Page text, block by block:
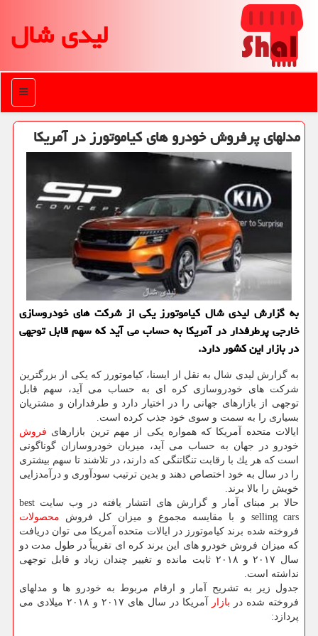
لیدی شال
منو
مدلهای پرفروش خودرو های كیاموتورز در آمریكا
به گزارش لیدی شال كیاموتورز یكی از شركت های خودروسازی
خارجی پرطرفدار در آمریكا به حساب می آید كه سهم قابل توجهی
در بازار این كشور دارد.
به گزارش لیدی شال به نقل از ایسنا، كیاموتورز كه یكی از بزرگترین
شركت های خودروسازی كره ای به حساب می آید، سهم قابل
توجهی از بازارهای جهانی را در اختیار دارد و طرفداران و مشتریان
بسیاری را به سمت و سوی خود جذب كرده است.
ایالات متحده آمریكا كه همواره یكی از مهم ترین بازارهای فروش
خودرو در جهان به حساب می آید، میزبان خودروسازان گوناگونی
است كه هر یك با رقابت تنگاتنگی كه دارند، در تلاشند تا سهم بیشتری
را در سال به خود اختصاص دهند و بدین ترتیب سودآوری و درآمدزایی
خویش را بالا برند.
حالا بر مبنای آمار و گزارش های انتشار یافته در وب سایت best
selling cars و با مقایسه مجموع و میزان كل فروش
محصولات
فروخته شده برند كیاموتورز در ایالات متحده آمریكا می توان دریافت
كه میزان فروش خودرو های این برند كره ای تقریباً در طول مدت دو
سال ۲۰۱۷ و ۲۰۱۸ ثابت مانده و تغییر چندان زیاد و قابل توجهی
نداشته است.
جدول زیر به تشریح آمار و ارقام مربوط به خودرو ها و مدلهای
فروخته شده در بازار
آمریكا در سال های ۲۰۱۷ و ۲۰۱۸ میلادی می
پردازد: